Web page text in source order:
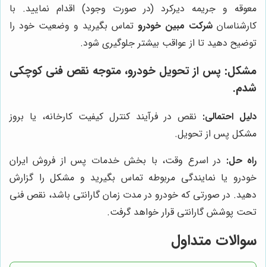
معوقه و جریمه دیرکرد (در صورت وجود) اقدام نمایید. با
کارشناسان شرکت مبین خودرو تماس بگیرید و وضعیت خود را
توضیح دهید تا از عواقب بیشتر جلوگیری شود.
مشکل: پس از تحویل خودرو، متوجه نقص فنی کوچکی
شدم.
دلیل احتمالی: نقص در فرآیند کنترل کیفیت کارخانه، یا بروز
مشکل پس از تحویل.
راه حل: در اسرع وقت، با بخش خدمات پس از فروش ایران
خودرو یا نمایندگی مربوطه تماس بگیرید و مشکل را گزارش
دهید. در صورتی که خودرو در مدت زمان گارانتی باشد، نقص فنی
تحت پوشش گارانتی قرار خواهد گرفت.
سوالات متداول